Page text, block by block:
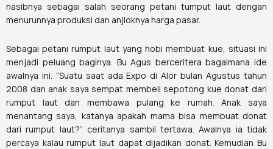
nasibnya sebagai salah seorang petani tumput laut dengan
menurunnya produksi dan anjloknya harga pasar.
Sebagai petani rumput laut yang hobi membuat kue, situasi ini
menjadi peluang baginya. Bu Agus berceritera bagaimana ide
awalnya ini. “Suatu saat ada Expo di Alor bulan Agustus tahun
2008 dan anak saya sempat membeli sepotong kue donat dari
rumput laut dan membawa pulang ke rumah. Anak saya
menantang saya, katanya apakah mama bisa membuat donat
dari rumput laut?” ceritanya sambil tertawa. Awalnya ia tidak
percaya kalau rumput laut dapat dijadikan donat. Kemudian Bu